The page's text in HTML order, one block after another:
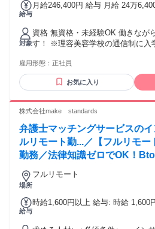
給与
月給246,400円 給与 月給 24万
（研修期間 6 ヶ月） 研修中 固定
間/月 研修中 残業代 6万1,600円 固定時間外手当（44h分）
61,600円含む。超過分別途支給。
異なる ※歩合給あり ※インセンテ
対象
資格 無資格・未経験OK 働きなが
す！ ※理容美容学校の通信制に入
年制60歳（延長雇用65歳） 未経験
迎！ 学歴不問！ 下記などの経験
美容室（美容院）・ヘアカット専
ト、ヘアカット、ヘアセット、ヘ
雇用形態： 正社員
お気に入り
株式会社make standards
弁護士マッチングサービスの
ルリモート勤...／【フルリモー
勤務／法律知識ゼロでOK！
業職
場所
フルリモート
給与
時給1,600円以上 給与: 時給 1,600円～ 時給1,600円×8時間×週